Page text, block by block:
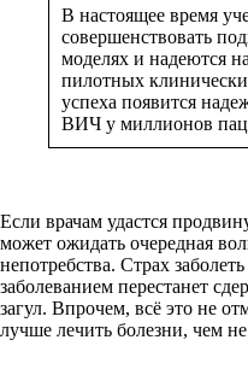
В настоящее время
совершенствовать
моделях и надеются
пилотных
успеха появится
ВИЧ у миллионов
Если врачам удастся
может ожидать очередная
непотребства. Страх
заболеванием перестанет
загул. Впрочем, всё это не
лучше лечить болезни, чем